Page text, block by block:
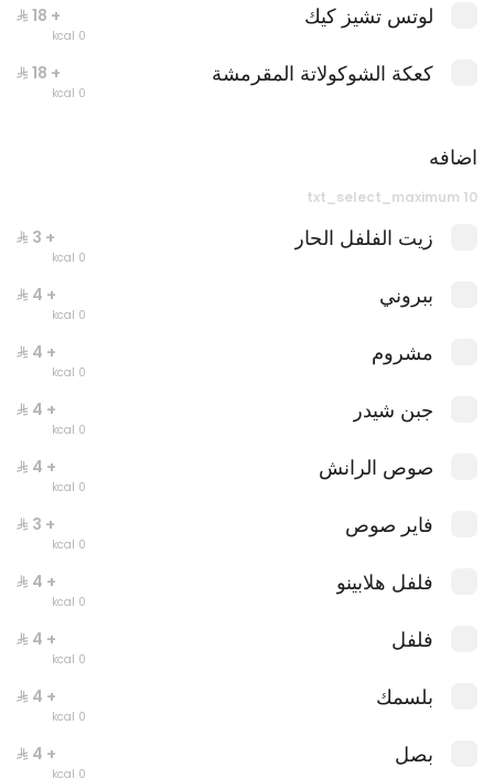
ليتس بيبروني
لوتس تشيز كيك + ⁨⁦‪‬ 18⁩
0 kcal
كعكة الشوكولاتة المقرمشة + ⁨⁦‪‬ 18⁩
0 kcal
اضافه
txt_select_maximum 10
زيت الفلفل الحار + ⁨⁦‪‬ 3⁩
0 kcal
ببروني + ⁨⁦‪‬ 4⁩
0 kcal
مشروم + ⁨⁦‪‬ 4⁩
0 kcal
جبن شيدر + ⁨⁦‪‬ 4⁩
0 kcal
صوص الرانش + ⁨⁦‪‬ 4⁩
0 kcal
فاير صوص + ⁨⁦‪‬ 3⁩
0 kcal
فلفل هلابينو + ⁨⁦‪‬ 4⁩
0 kcal
فلفل + ⁨⁦‪‬ 4⁩
0 kcal
بلسمك + ⁨⁦‪‬ 4⁩
0 kcal
بصل + ⁨⁦‪‬ 4⁩
0 kcal